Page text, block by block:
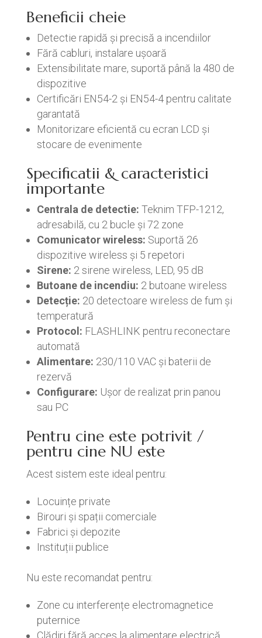
Beneficii cheie
Detectie rapidă și precisă a incendiilor
Fără cabluri, instalare ușoară
Extensibilitate mare, suportă până la 480 de
dispozitive
Certificări EN54-2 și EN54-4 pentru calitate
garantată
Monitorizare eficientă cu ecran LCD și
stocare de evenimente
Specificatii & caracteristici
importante
Centrala de detectie: Teknim TFP-1212,
adresabilă, cu 2 bucle și 72 zone
Comunicator wireless: Suportă 26
dispozitive wireless și 5 repetori
Sirene: 2 sirene wireless, LED, 95 dB
Butoane de incendiu: 2 butoane wireless
Detecție: 20 detectoare wireless de fum și
temperatură
Protocol: FLASHLINK pentru reconectare
automată
Alimentare: 230/110 VAC și baterii de
rezervă
Configurare: Ușor de realizat prin panou
sau PC
Pentru cine este potrivit /
pentru cine NU este
Acest sistem este ideal pentru:
Locuințe private
Birouri și spații comerciale
Fabrici și depozite
Instituții publice
Nu este recomandat pentru:
Zone cu interferențe electromagnetice
puternice
Clădiri fără acces la alimentare electrică